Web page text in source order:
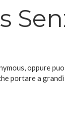
oppure
portare a grandi